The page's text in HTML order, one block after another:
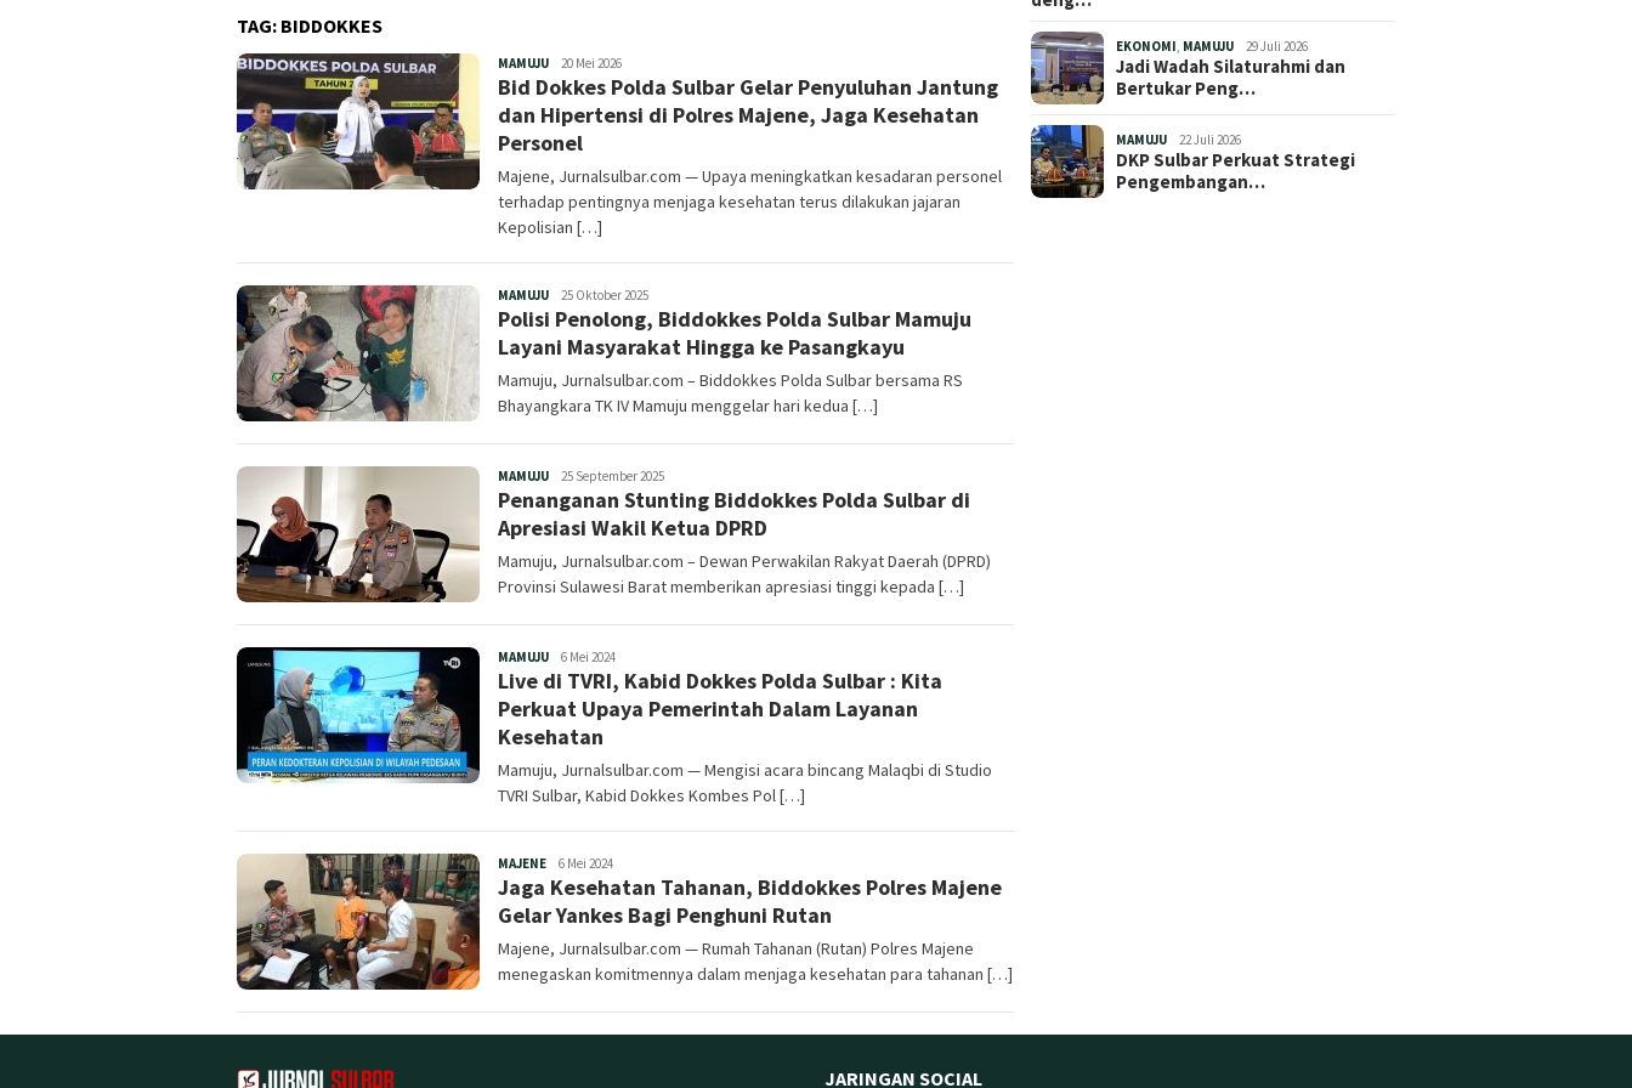
TAG: BIDDOKKES
MAMUJURedaksi
20 Mei 2026
Bid Dokkes Polda Sulbar Gelar Penyuluhan Jantung
dan Hipertensi di Polres Majene, Jaga Kesehatan
Personel
Majene, Jurnalsulbar.com — Upaya meningkatkan kesadaran personel
terhadap pentingnya menjaga kesehatan terus dilakukan jajaran
Kepolisian […]
MAMUJURedaksi
25 Oktober 2025
Polisi Penolong, Biddokkes Polda Sulbar Mamuju
Layani Masyarakat Hingga ke Pasangkayu
Mamuju, Jurnalsulbar.com – Biddokkes Polda Sulbar bersama RS
Bhayangkara TK IV Mamuju menggelar hari kedua […]
MAMUJURedaksi
25 September 2025
Penanganan Stunting Biddokkes Polda Sulbar di
Apresiasi Wakil Ketua DPRD
Mamuju, Jurnalsulbar.com – Dewan Perwakilan Rakyat Daerah (DPRD)
Provinsi Sulawesi Barat memberikan apresiasi tinggi kepada […]
MAMUJURedaksi
6 Mei 2024
Live di TVRI, Kabid Dokkes Polda Sulbar : Kita
Perkuat Upaya Pemerintah Dalam Layanan
Kesehatan
Mamuju, Jurnalsulbar.com — Mengisi acara bincang Malaqbi di Studio
TVRI Sulbar, Kabid Dokkes Kombes Pol […]
MAJENERedaksi
6 Mei 2024
Jaga Kesehatan Tahanan, Biddokkes Polres Majene
Gelar Yankes Bagi Penghuni Rutan
Majene, Jurnalsulbar.com — Rumah Tahanan (Rutan) Polres Majene
menegaskan komitmennya dalam menjaga kesehatan para tahanan […]
EKONOMI MAMUJU 29 Juli 2026
Jadi Wadah Silaturahmi dan
Bertukar Peng…
MAMUJU 22 Juli 2026
DKP Sulbar Perkuat Strategi
Pengembangan…
JARINGAN SOCIAL